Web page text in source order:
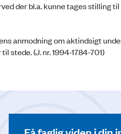
der bl.a. kunne tages stilling til
anmodning om aktindsigt
stede. (J. nr. 1994-1784-701)